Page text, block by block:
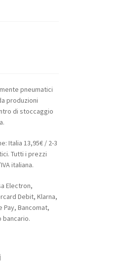
pneumatici
produzioni
di stoccaggio
Italia 13,95€ / 2-3
Tutti i prezzi
italiana.
Electron,
Debit, Klarna,
Pay, Bancomat,
bancario.